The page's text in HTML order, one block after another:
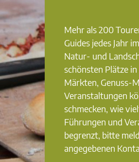
Mehr als 200
Guides jedes Jahr
Natur- und
schönsten Plätze
Märkten, Genuss-
Veranstaltungen
schmecken, wie
Führungen und
begrenzt, bitte
angegebenen